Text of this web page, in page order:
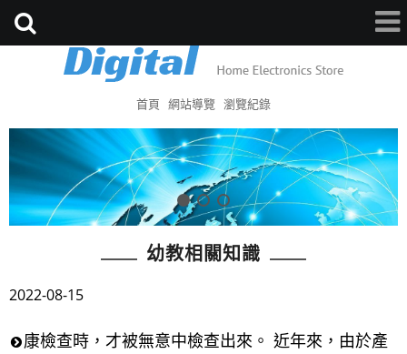
首頁 網站導覽 瀏覽紀錄
幼教相關知識
2022-08-15
康檢查時，才被無意中檢查出來。 近年來，由於產